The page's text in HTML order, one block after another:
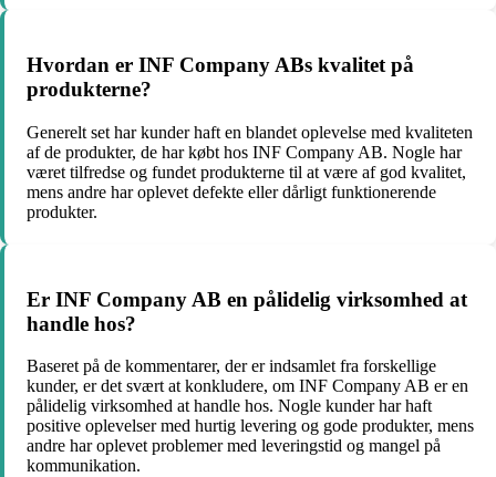
Hvordan er INF Company ABs kvalitet på
produkterne?
Generelt set har kunder haft en blandet oplevelse med kvaliteten
af de produkter, de har købt hos INF Company AB. Nogle har
været tilfredse og fundet produkterne til at være af god kvalitet,
mens andre har oplevet defekte eller dårligt funktionerende
produkter.
Er INF Company AB en pålidelig virksomhed at
handle hos?
Baseret på de kommentarer, der er indsamlet fra forskellige
kunder, er det svært at konkludere, om INF Company AB er en
pålidelig virksomhed at handle hos. Nogle kunder har haft
positive oplevelser med hurtig levering og gode produkter, mens
andre har oplevet problemer med leveringstid og mangel på
kommunikation.